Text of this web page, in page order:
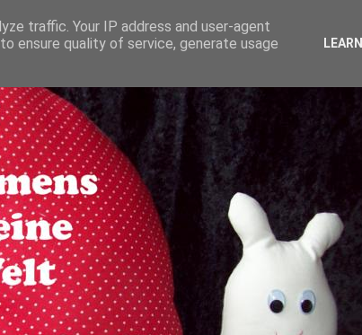
traffic. Your IP address and user-agent
ensure quality of service, generate usage